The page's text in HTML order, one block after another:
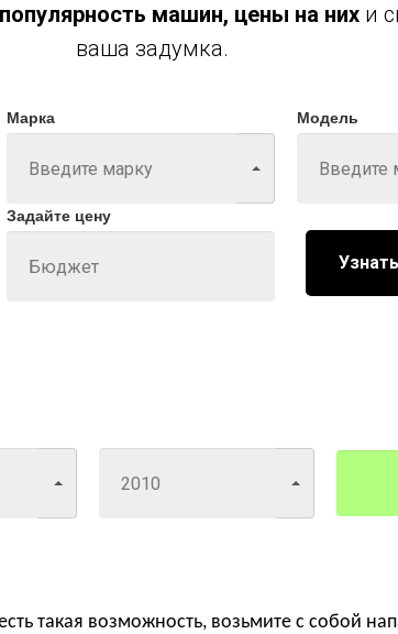
машин, цены на нихи
ваша задумка.
Марка Модель
Задайте цену
такая возможность, возьмите с собой